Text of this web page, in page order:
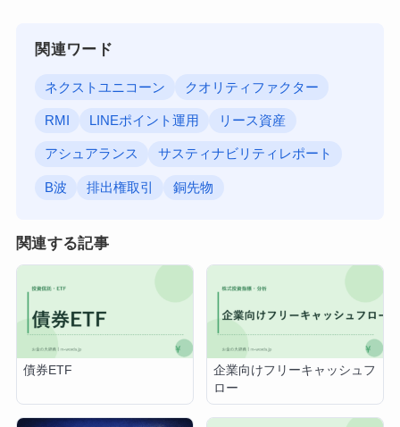
関連ワード
ネクストユニコーン クオリティファクター
RMI LINEポイント運用 リース資産
アシュアランス サスティナビリティレポート
B波 排出権取引 銅先物
関連する記事
債券ETF
企業向けフリーキャッシュフ
ロー